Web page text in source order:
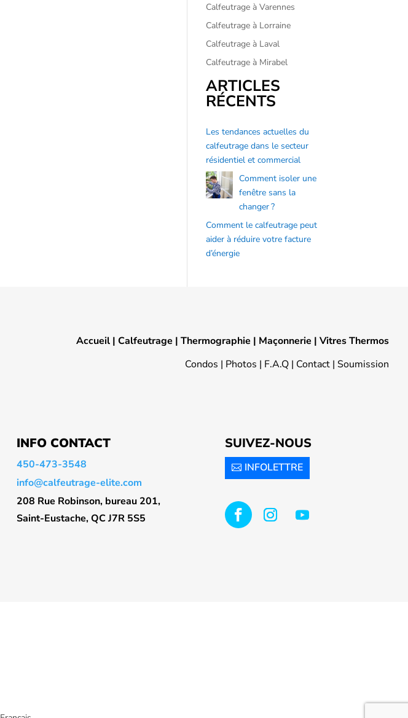
Calfeutrage à Varennes
Calfeutrage à Lorraine
Calfeutrage à Laval
Calfeutrage à Mirabel
ARTICLES
RÉCENTS
Les tendances actuelles du
calfeutrage dans le secteur
résidentiel et commercial
Comment isoler une
fenêtre sans la
changer ?
Comment le calfeutrage peut
aider à réduire votre facture
d’énergie
Accueil |Calfeutrage |Thermographie | Maçonnerie |Vitres Thermos
Condos | Photos | F.A.Q | Contact | Soumission
INFO CONTACT
450-473-3548
info@calfeutrage-elite.com
208 Rue Robinson, bureau 201,
Saint-Eustache, QC J7R 5S5
SUIVEZ-NOUS
INFOLETTRE